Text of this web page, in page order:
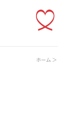
ホーム